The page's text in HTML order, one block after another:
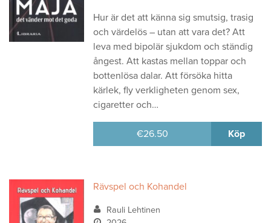
Hur är det att känna sig smutsig, trasig
och värdelös – utan att vara det? Att
leva med bipolär sjukdom och ständig
ångest. Att kastas mellan toppar och
bottenlösa dalar. Att försöka hitta
kärlek, fly verkligheten genom sex,
cigaretter och…
€26.50 Köp
Rävspel och Kohandel
Rauli Lehtinen